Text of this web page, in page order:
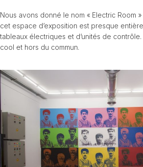
Nous avons donné le nom « Electric Room
cet espace d’exposition est presque
tableaux électriques et d’unités de contrôle.
cool et hors du commun.